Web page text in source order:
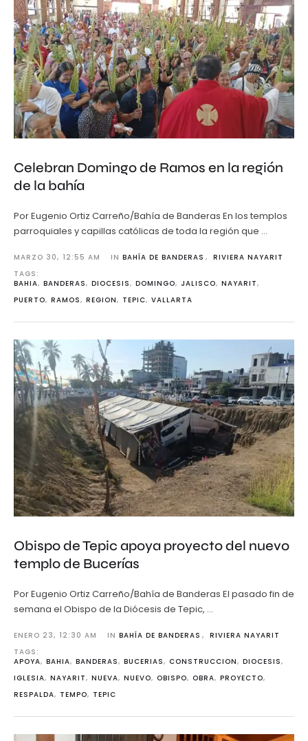
Celebran Domingo de Ramos en la región
de la bahía
Por Eugenio Ortiz Carreño/Bahía de Banderas En los templos
parroquiales y capillas católicas de toda la región que …
MARZO 30, 12:55 AM IN BAHÍA DE BANDERAS , RIVIERA NAYARIT
TAGS:
BAHIA, BANDERAS, DIOCESIS, DOMINGO, JALISCO, NAYARIT,
PUERTO, RAMOS, REGION, TEPIC, VALLARTA
Obispo de Tepic apoya proyecto del nuevo
templo de Bucerías
Por Eugenio Ortiz Carreño/Bahía de Banderas El pasado fin de
semana el Obispo de la Diócesis de Tepic, …
ENERO 23, 12:30 AM IN BAHÍA DE BANDERAS , RIVIERA NAYARIT
TAGS:
APOYA, BAHIA, BANDERAS, BUCERIAS, CONSTRUCCION, DIOCESIS,
IGLESIA, NAYARIT, NUEVA, NUEVO, OBISPO, OBRA, PROYECTO,
RESPALDA, TEMPO, TEPIC